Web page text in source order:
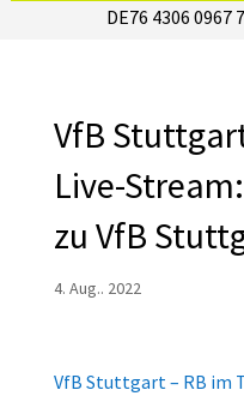
DE76 4306 0967
VfB
Live-
zu VfB
4. Aug.. 2022
VfB Stuttgart – RB im